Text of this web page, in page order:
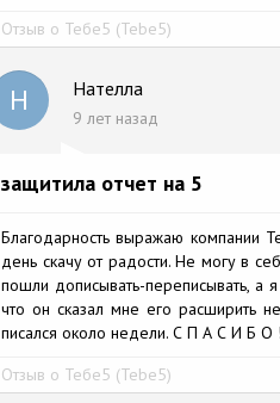
Отзыв о Тебе5 (Tebe5)
Н Нателла
9 лет назад
защитила отчет на 5
Благодарность выражаю компании
день скачу от радости. Не могу в
пошли дописывать-переписывать, а
что он сказал мне его расширить
писался около недели. С П А С И Б О !
Отзыв о Тебе5 (Tebe5)